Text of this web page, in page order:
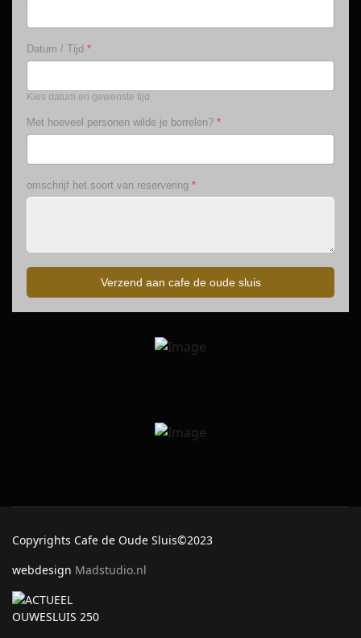
Datum / Tijd *
Kies datum en gewenste tijd
Met hoeveel personen wilde je borrelen? *
omschrijf het soort van reservering *
Verzend aan cafe de oude sluis
Copyrights Cafe de Oude Sluis©2023
webdesign Madstudio.nl